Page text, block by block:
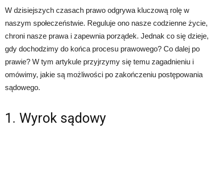
W dzisiejszych czasach prawo odgrywa kluczową rolę w
naszym społeczeństwie. Reguluje ono nasze codzienne życie,
chroni nasze prawa i zapewnia porządek. Jednak co się dzieje,
gdy dochodzimy do końca procesu prawowego? Co dalej po
prawie? W tym artykule przyjrzymy się temu zagadnieniu i
omówimy, jakie są możliwości po zakończeniu postępowania
sądowego.
1. Wyrok sądowy